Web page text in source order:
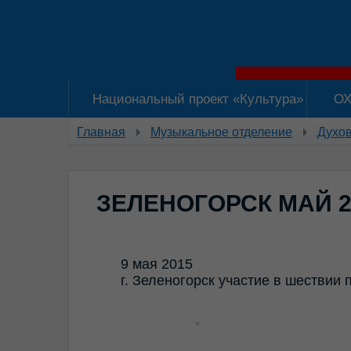
Национальный проект «Культура»
Главная Музыкальное отделение
ЗЕЛЕНОГОРСК МАЙ
9 мая 2015
г. Зеленогорск участие в